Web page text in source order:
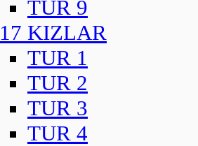
TUR 9
17 KIZLAR
TUR 1
TUR 2
TUR 3
TUR 4